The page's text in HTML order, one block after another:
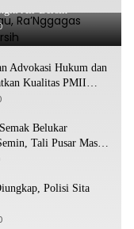
Advokasi Hukum dan
Kualitas PMII
Belukar
Tali Pusar Masih
Polisi Sita